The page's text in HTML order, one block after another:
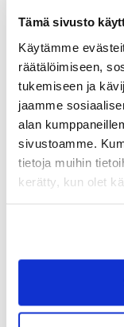
Tämä sivusto
Käytämme
räätälöimiseen,
tukemiseen ja
jaamme
alan
sivustoamme.
tietoja muihin
kerätty, kun olet
ensimmäinen erä
tulevat
Jos herää
​​​​​​​0408582242